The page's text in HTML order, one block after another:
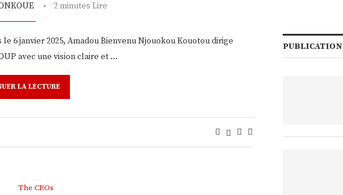
2 minutes Lire
6 janvier 2025, Amadou Bienvenu Njouokou Kouotou dirige
avec une vision claire et …
LA LECTURE
The CEOs